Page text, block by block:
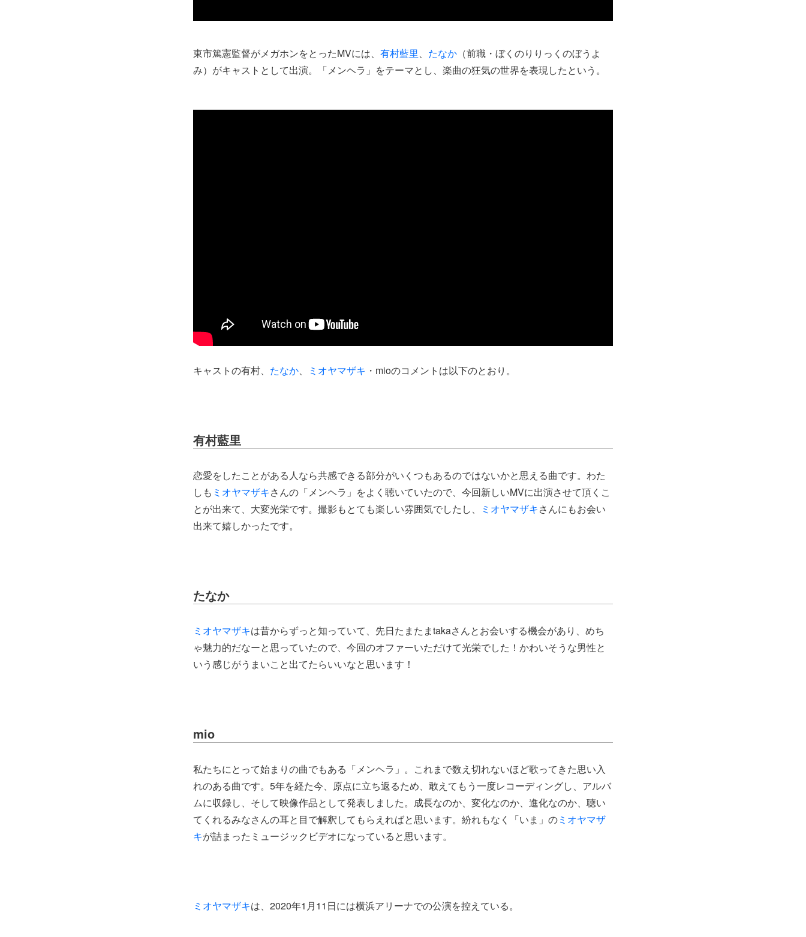
東市篤憲監督がメガホンをとったMVには、 有村藍里 たなか （前職・ぼくのりりっくのぼうよ
み）がキャストとして出演。「メンヘラ」をテーマとし、楽曲の狂気の世界を表現したという。
キャストの有村、 たなか、 ミオヤマザキ ・mioのコメントは以下のとおり。
有村藍里
恋愛をしたことがある人なら共感できる部分がいくつもあるのではないかと思える曲です。わた
しも ミオヤマザキさんの「メンヘラ」をよく聴いていたので、今回新しいMVに出演させて頂くこ
とが出来て、大変光栄です。撮影もとても楽しい雰囲気でしたし、
ミオヤマザキさんにもお会い
出来て嬉しかったです。
たなか
ミオヤマザキは昔からずっと知っていて、先日たまたまtakaさんとお会いする機会があり、めち
ゃ魅力的だなーと思っていたので、今回のオファーいただけて光栄でした！かわいそうな男性と
いう感じがうまいこと出てたらいいなと思います！
mio
私たちにとって始まりの曲でもある「メンヘラ」。これまで数え切れないほど歌ってきた思い入
れのある曲です。5年を経た今、原点に立ち返るため、敢えてもう一度レコーディングし、アルバ
ムに収録し、そして映像作品として発表しました。成長なのか、変化なのか、進化なのか、聴い
てくれるみなさんの耳と目で解釈してもらえればと思います。紛れもなく「いま」のミオヤマザ
キが詰まったミュージックビデオになっていると思います。
ミオヤマザキは、2020年1月11日には横浜アリーナでの公演を控えている。